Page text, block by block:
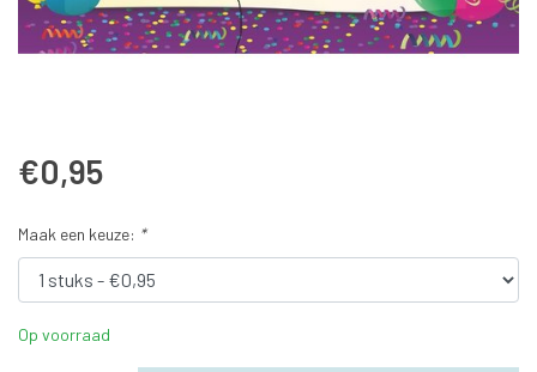
€0,95
Maak een keuze: *
Op voorraad